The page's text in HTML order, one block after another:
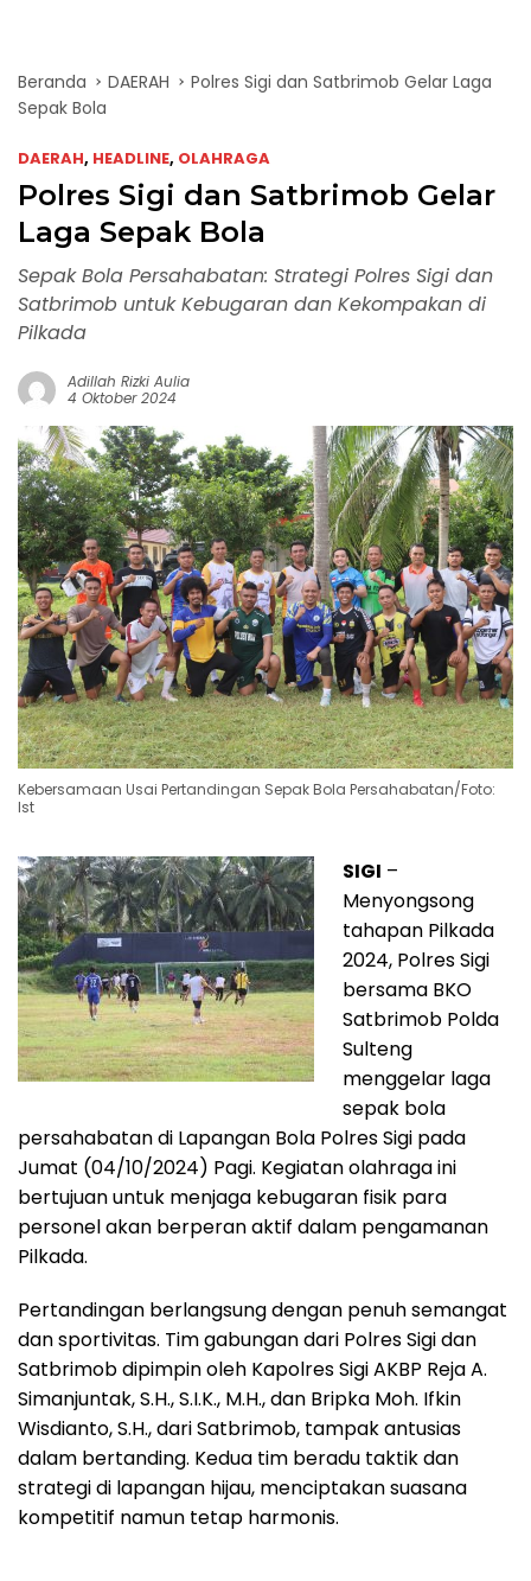
Beranda DAERAH
Polres Sigi dan Satbrimob Gelar Laga
Sepak Bola
DAERAH, HEADLINE, OLAHRAGA
Polres Sigi dan Satbrimob Gelar
Laga Sepak Bola
Sepak Bola Persahabatan: Strategi Polres Sigi dan
Satbrimob untuk Kebugaran dan Kekompakan di
Pilkada
Adillah Rizki Aulia
4 Oktober 2024
Kebersamaan Usai Pertandingan Sepak Bola Persahabatan/Foto:
Ist
SIGI –
Menyongsong
tahapan Pilkada
2024, Polres Sigi
bersama BKO
Satbrimob Polda
Sulteng
menggelar laga
sepak bola
persahabatan di Lapangan Bola Polres Sigi pada
Jumat (04/10/2024) Pagi. Kegiatan olahraga ini
bertujuan untuk menjaga kebugaran fisik para
personel akan berperan aktif dalam pengamanan
Pilkada.
Pertandingan berlangsung dengan penuh semangat
dan sportivitas. Tim gabungan dari Polres Sigi dan
Satbrimob dipimpin oleh Kapolres Sigi AKBP Reja A.
Simanjuntak, S.H., S.I.K., M.H., dan Bripka Moh. Ifkin
Wisdianto, S.H., dari Satbrimob, tampak antusias
dalam bertanding. Kedua tim beradu taktik dan
strategi di lapangan hijau, menciptakan suasana
kompetitif namun tetap harmonis.